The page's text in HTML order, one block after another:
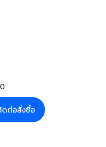
ต่อสั่งซื้อ